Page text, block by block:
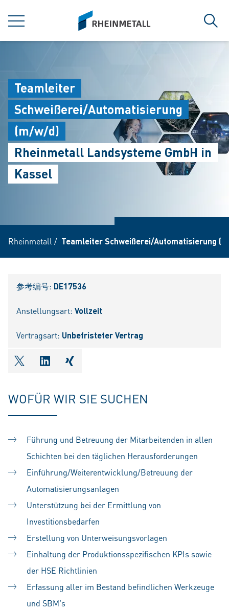
菜单
siteLogo
搜索
Teamleiter
Schweißerei/Automatisierung
(m/w/d)
Rheinmetall Landsysteme GmbH in
Kassel
Rheinmetall / Teamleiter Schweißerei/Automatisierung
参考编号: DE17536
Anstellungsart: Vollzeit
Vertragsart: Unbefristeter Vertrag
shareOntwitter
shareOnlinkedIn
shareOnxing
WOFÜR WIR SIE SUCHEN
Führung und Betreuung der Mitarbeitenden in allen
Schichten bei den täglichen Herausforderungen
Einführung/Weiterentwicklung/Betreuung der
Automatisierungsanlagen
Unterstützung bei der Ermittlung von
Investitionsbedarfen
Erstellung von Unterweisungsvorlagen
Einhaltung der Produktionsspezifischen KPIs sowie
der HSE Richtlinien
Erfassung aller im Bestand befindlichen Werkzeuge
und SBM's